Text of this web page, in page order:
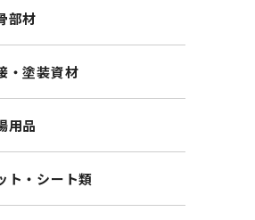
部材
・塗装資材
用品
ト・シート類